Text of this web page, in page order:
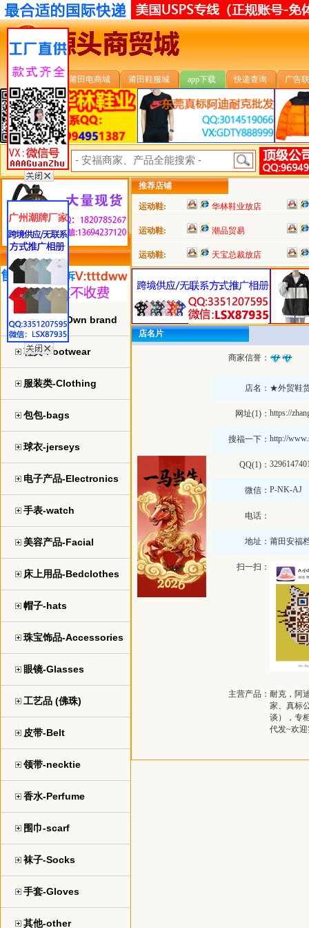
安福首页 莆田电商城 莆田鞋服城 app下载 快递查询 广告
安福搜索:
类目详细分类
自主品牌-Own brand
鞋类-Footwear
服装类-Clothing
包包-bags
球衣-jerseys
电子产品-Electronics
手表-watch
美容产品-Facial
床上用品-Bedclothes
帽子-hats
珠宝饰品-Accessories
眼镜-Glasses
工艺品 (佛珠)
皮带-Belt
领带-necktie
香水-Perfume
围巾-scarf
袜子-Socks
手套-Gloves
其他-other
推荐店铺
运动鞋: 华林鞋业放店
运动鞋: 潮品贸易
运动鞋: 天宝总裁放店
店名片
商家信誉：
店名： ★外贸鞋
网址(1)： https://
搜福一下： http://
QQ(1)：
微信： P-NK-AJ
电话：
地址： 莆田安福
扫一扫：
主营产品： 耐克，阿
家、真标
谈），专
代发~欢